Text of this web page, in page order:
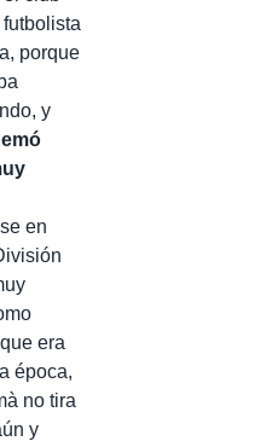
porque
y
en
era
época,
no tira
y